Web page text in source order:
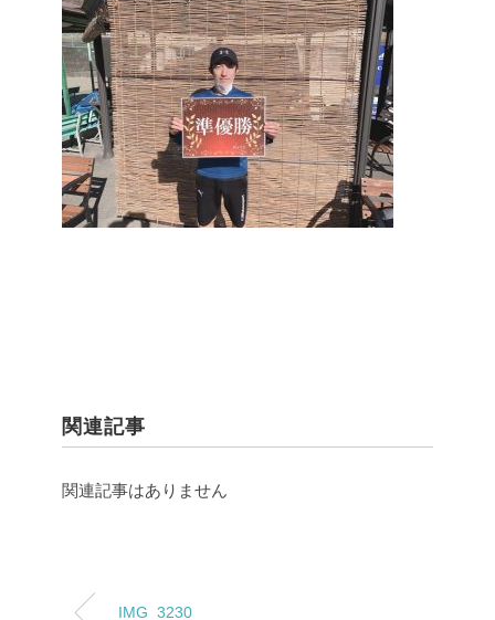
関連記事
関連記事はありません
IMG_3230